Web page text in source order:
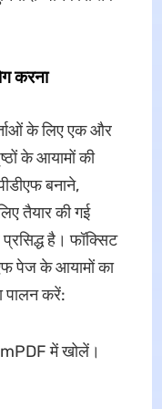
करना
के लिए एक और
के आयामों की
बनाने,
तैयार की गई
है। फॉक्सिट
पेज के आयामों का
पालन करें:
में खोलें।